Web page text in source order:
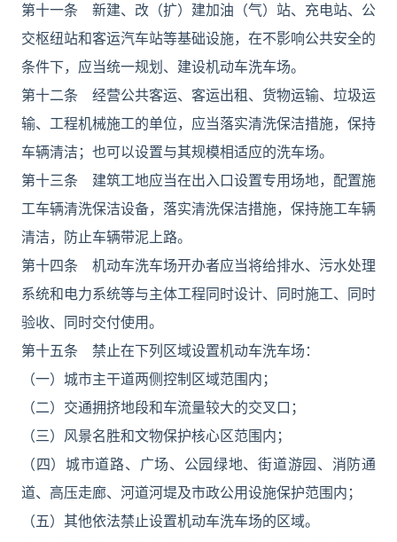
第十一条 新建、改（扩）建加油（气）站、充电站、公
交枢纽站和客运汽车站等基础设施，在不影响公共安全的
条件下，应当统一规划、建设机动车洗车场。
第十二条 经营公共客运、客运出租、货物运输、垃圾运
输、工程机械施工的单位，应当落实清洗保洁措施，保持
车辆清洁；也可以设置与其规模相适应的洗车场。
第十三条 建筑工地应当在出入口设置专用场地，配置施
工车辆清洗保洁设备，落实清洗保洁措施，保持施工车辆
清洁，防止车辆带泥上路。
第十四条 机动车洗车场开办者应当将给排水、污水处理
系统和电力系统等与主体工程同时设计、同时施工、同时
验收、同时交付使用。
第十五条 禁止在下列区域设置机动车洗车场：
（一）城市主干道两侧控制区域范围内；
（二）交通拥挤地段和车流量较大的交叉口；
（三）风景名胜和文物保护核心区范围内；
（四）城市道路、广场、公园绿地、街道游园、消防通
道、高压走廊、河道河堤及市政公用设施保护范围内；
（五）其他依法禁止设置机动车洗车场的区域。